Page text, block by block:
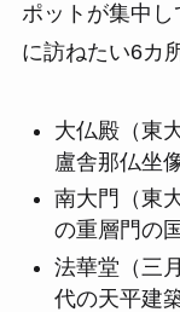
ポットが集中
に訪ねたい6カ
大仏殿（東
盧舎那仏坐
南大門（東
の重層門の
法華堂（三
代の天平建